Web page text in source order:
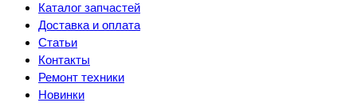
Каталог запчастей
Доставка и оплата
Статьи
Контакты
Ремонт техники
Новинки